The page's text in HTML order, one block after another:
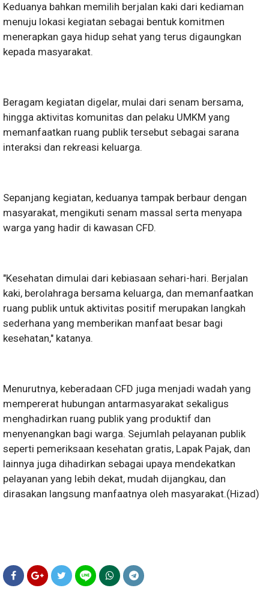
Keduanya bahkan memilih berjalan kaki dari kediaman
menuju lokasi kegiatan sebagai bentuk komitmen
menerapkan gaya hidup sehat yang terus digaungkan
kepada masyarakat.
Beragam kegiatan digelar, mulai dari senam bersama,
hingga aktivitas komunitas dan pelaku UMKM yang
memanfaatkan ruang publik tersebut sebagai sarana
interaksi dan rekreasi keluarga.
Sepanjang kegiatan, keduanya tampak berbaur dengan
masyarakat, mengikuti senam massal serta menyapa
warga yang hadir di kawasan CFD.
"Kesehatan dimulai dari kebiasaan sehari-hari. Berjalan
kaki, berolahraga bersama keluarga, dan memanfaatkan
ruang publik untuk aktivitas positif merupakan langkah
sederhana yang memberikan manfaat besar bagi
kesehatan," katanya.
Menurutnya, keberadaan CFD juga menjadi wadah yang
mempererat hubungan antarmasyarakat sekaligus
menghadirkan ruang publik yang produktif dan
menyenangkan bagi warga. Sejumlah pelayanan publik
seperti pemeriksaan kesehatan gratis, Lapak Pajak, dan
lainnya juga dihadirkan sebagai upaya mendekatkan
pelayanan yang lebih dekat, mudah dijangkau, dan
dirasakan langsung manfaatnya oleh masyarakat.(Hizad)